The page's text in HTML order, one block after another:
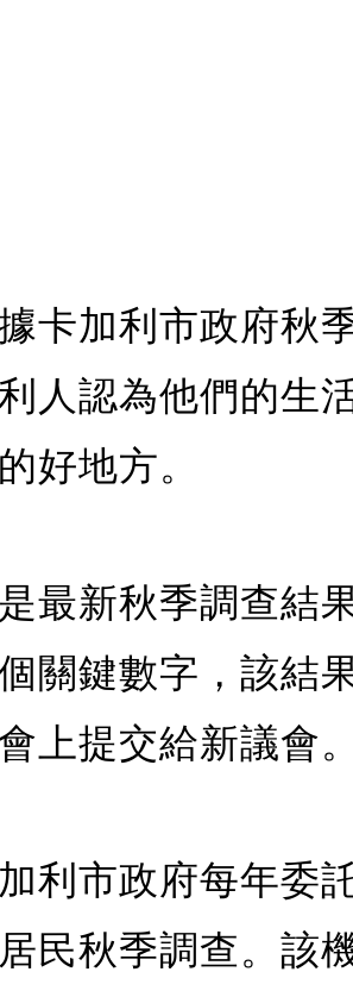
卡加利市政府秋
人認為他們的生
好地方。
最新秋季調查結
關鍵數字，該結
上提交給新議會
利市政府每年委
民秋季調查。該